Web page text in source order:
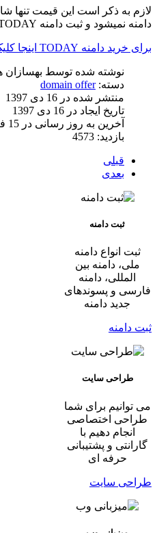
لازم به ذکر است این قیمت تنها
دامنه نمیشود و ثبت دامنه TODAY تنها یکساله است.
برای خرید دامنه TODAY اینجا کلیک نمایید.
نوشته شده توسط
دسته:domain offer
منتشر شده در 16 دی 1397
تاریخ ایجاد در 16 دی 1397
آخرین به روز رسانی در 15 فروردين 1398
بازدید: 4573
قبلی
بعدی
ثبت دامنه
ثبت انواع دامنه
ملی، دامنه بین
المللی، دامنه
فارسی و پسوندهای
جدید دامنه
ثبت دامنه
طراحی سایت
می توانیم برای شما
طراحی اختصاصی
انجام دهیم با
گارانتی و پشتیبانی
حرفه ای
طراحی سایت